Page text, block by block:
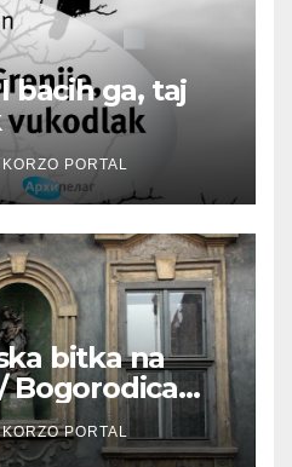
bacih ga, taj
KORZO PORTAL
bitka na
Bogorodica
Podgrađu
KORZO PORTAL